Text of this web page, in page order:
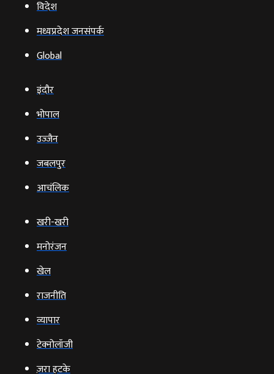
विदेश
मध्यप्रदेश जनसंपर्क
Global
इंदौर
भोपाल
उज्‍जैन
जबलपुर
आचंलिक
खरी-खरी
मनोरंजन
खेल
राजनीति
व्‍यापार
टेक्‍नोलॉजी
ज़रा हटके